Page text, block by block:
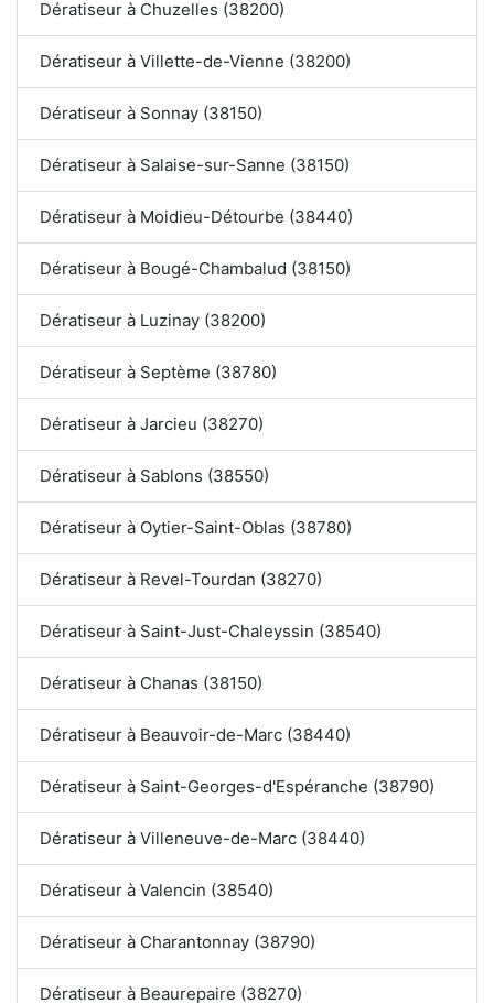
Dératiseur à Chuzelles (38200)
Dératiseur à Villette-de-Vienne (38200)
Dératiseur à Sonnay (38150)
Dératiseur à Salaise-sur-Sanne (38150)
Dératiseur à Moidieu-Détourbe (38440)
Dératiseur à Bougé-Chambalud (38150)
Dératiseur à Luzinay (38200)
Dératiseur à Septème (38780)
Dératiseur à Jarcieu (38270)
Dératiseur à Sablons (38550)
Dératiseur à Oytier-Saint-Oblas (38780)
Dératiseur à Revel-Tourdan (38270)
Dératiseur à Saint-Just-Chaleyssin (38540)
Dératiseur à Chanas (38150)
Dératiseur à Beauvoir-de-Marc (38440)
Dératiseur à Saint-Georges-d'Espéranche (38790)
Dératiseur à Villeneuve-de-Marc (38440)
Dératiseur à Valencin (38540)
Dératiseur à Charantonnay (38790)
Dératiseur à Beaurepaire (38270)